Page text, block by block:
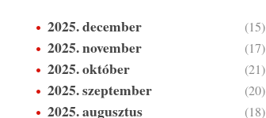
2025. december (15)
2025. november (17)
2025. október (21)
2025. szeptember (20)
2025. augusztus (18)